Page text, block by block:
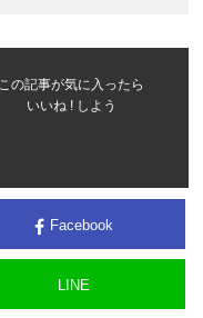
この記事が気に入ったら
いいね ! しよう
Facebook
LINE